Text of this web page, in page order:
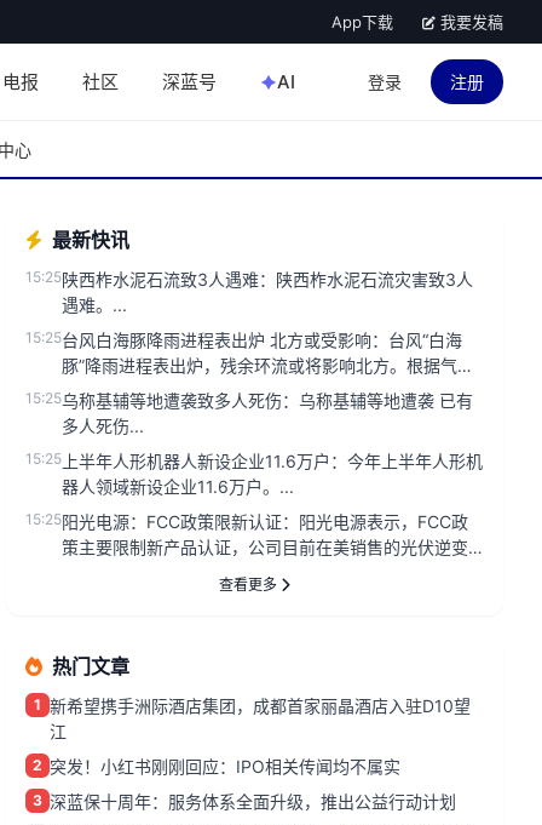
App下载 我要发稿
电报 社区 深蓝号 AI 登录 注册
心
最新快讯
15:25陕西柞水泥石流致3人遇难：陕西柞水泥石流灾害致3人
遇难。...
15:25台风白海豚降雨进程表出炉 北方或受影响：台风“白海
豚”降雨进程表出炉，残余环流或将影响北方。根据气象
部门最新数据，台风“...
15:25乌称基辅等地遭袭致多人死伤：乌称基辅等地遭袭 已有
多人死伤...
15:25 上半年人形机器人新设企业11.6万户：今年上半年人形机
器人领域新设企业11.6万户。...
15:25阳光电源：FCC政策限新认证：阳光电源表示，FCC政
策主要限制新产品认证，公司目前在美销售的光伏逆变
器、储能系统不受影响...
查看更多
热门文章
1 新希望携手洲际酒店集团，成都首家丽晶酒店入驻D10望
江
2 突发！小红书刚刚回应：IPO相关传闻均不属实
3 深蓝保十周年：服务体系全面升级，推出公益行动计划